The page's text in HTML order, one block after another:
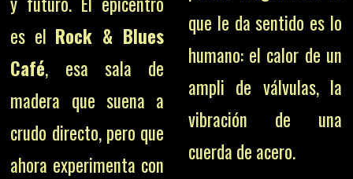
es el Rock & Blues
Café, esa sala de
madera que suena a
crudo directo, pero que
ahora experimenta con
que le da sentido es lo
humano: el calor de un
ampli de válvulas, la
vibración de una
cuerda de acero.